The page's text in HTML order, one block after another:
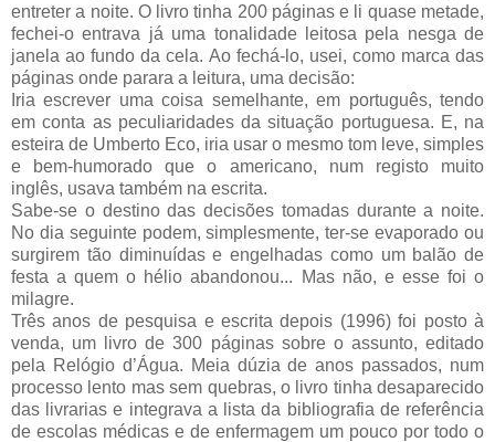
entreter a noite. O livro tinha 200 páginas e li quase metade,
fechei-o entrava já uma tonalidade leitosa pela nesga de
janela ao fundo da cela. Ao fechá-lo, usei, como marca das
páginas onde parara a leitura, uma decisão:
Iria escrever uma coisa semelhante, em português, tendo
em conta as peculiaridades da situação portuguesa. E, na
esteira de Umberto Eco, iria usar o mesmo tom leve, simples
e bem-humorado que o americano, num registo muito
inglês, usava também na escrita.
Sabe-se o destino das decisões tomadas durante a noite.
No dia seguinte podem, simplesmente, ter-se evaporado ou
surgirem tão diminuídas e engelhadas como um balão de
festa a quem o hélio abandonou... Mas não, e esse foi o
milagre.
Três anos de pesquisa e escrita depois (1996) foi posto à
venda, um livro de 300 páginas sobre o assunto, editado
pela Relógio d’Água. Meia dúzia de anos passados, num
processo lento mas sem quebras, o livro tinha desaparecido
das livrarias e integrava a lista da bibliografia de referência
de escolas médicas e de enfermagem um pouco por todo o